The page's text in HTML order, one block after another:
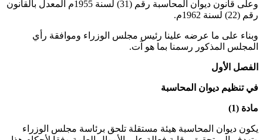
وعلى قانون ديوان المحاسبة رقم (31) لسنة 1955م المعدل بالقانون
رقم (22) لسنة 1962م.
وبناء على ما عرضه علينا رئيس مجلس الوزراء وموافقة رأي
المجلس المذكور رسمنا بما هو آت.
الفصل الأول
في تنظيم ديوان المحاسبة
مادة (1)
يكون ديوان المحاسبة هيئة مستقلة تلحق برئاسة مجلس الوزراء